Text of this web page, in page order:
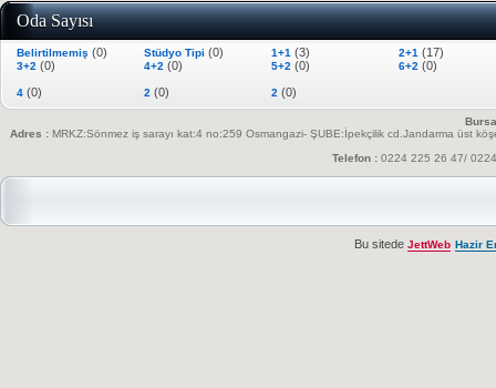
Oda Sayısı
Belirtilmemiş (0) Stüdyo Tipi (0) 1+1 (3) 2+1 (17)
3+2 (0) 4+2 (0) 5+2 (0) 6+2 (0)
4 (0) 2 (0) 2 (0)
Adres : MRKZ:Sönmez iş sarayı kat:4 no:259 Osmangazi- ŞUBE:İpekçilik cd.Jandarma üst
Telefon : 0224 225 26 47/
Bu sitede JettWeb Hazir